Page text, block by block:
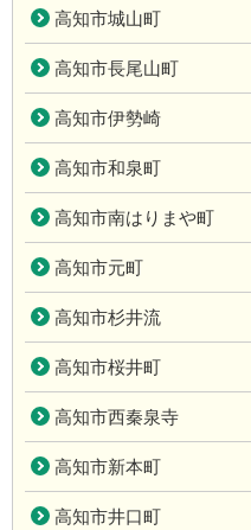
高知市城山町
高知市長尾山町
高知市伊勢崎
高知市和泉町
高知市南はりまや町
高知市元町
高知市杉井流
高知市桜井町
高知市西秦泉寺
高知市新本町
高知市井口町